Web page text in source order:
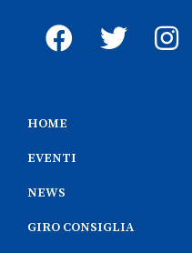
HOME
EVENTI
NEWS
GIRO CONSIGLIA